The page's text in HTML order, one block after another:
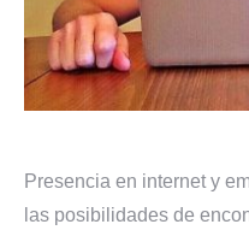
Presencia en internet y
las posibilidades de